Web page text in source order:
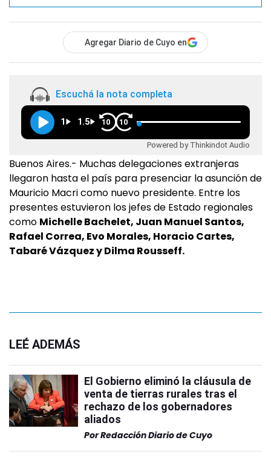
Agregar Diario de Cuyo en
Escuchá la nota completa
1 1.5 10 10
Powered by Thinkindot Audio
Buenos Aires.- Muchas delegaciones extranjeras
llegaron hasta el país para presenciar la asunción de
Mauricio Macri como nuevo presidente. Entre los
presentes estuvieron los jefes de Estado regionales
como Michelle Bachelet, Juan Manuel Santos,
Rafael Correa, Evo Morales, Horacio Cartes,
Tabaré Vázquez y Dilma Rousseff.
LEÉ ADEMÁS
El Gobierno eliminó la cláusula de
venta de tierras rurales tras el
rechazo de los gobernadores
aliados
PorRedacción Diario de Cuyo